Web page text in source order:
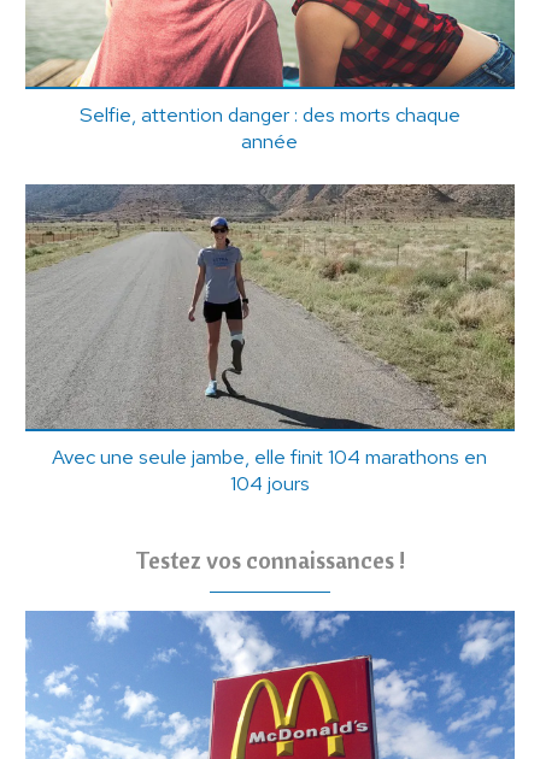
Selfie, attention danger : des morts chaque
année
Avec une seule jambe, elle finit 104 marathons en
104 jours
Testez vos connaissances !